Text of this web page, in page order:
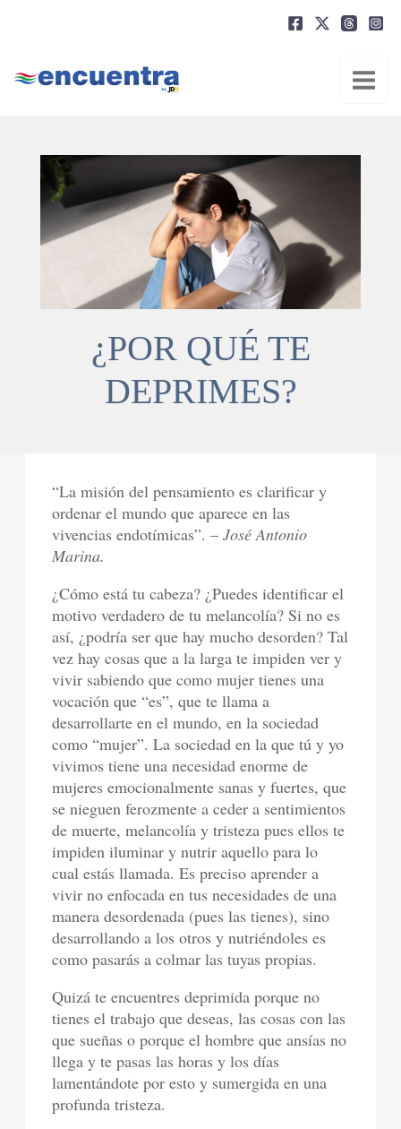
¿POR QUÉ TE
DEPRIMES?
“La misión del pensamiento es clarificar y
ordenar el mundo que aparece en las
vivencias endotímicas”. – José Antonio
Marina.
¿Cómo está tu cabeza? ¿Puedes identificar el
motivo verdadero de tu melancolía? Si no es
así, ¿podría ser que hay mucho desorden? Tal
vez hay cosas que a la larga te impiden ver y
vivir sabiendo que como mujer tienes una
vocación que “es”, que te llama a
desarrollarte en el mundo, en la sociedad
como “mujer”. La sociedad en la que tú y yo
vivimos tiene una necesidad enorme de
mujeres emocionalmente sanas y fuertes, que
se nieguen ferozmente a ceder a sentimientos
de muerte, melancolía y tristeza pues ellos te
impiden iluminar y nutrir aquello para lo
cual estás llamada. Es preciso aprender a
vivir no enfocada en tus necesidades de una
manera desordenada (pues las tienes), sino
desarrollando a los otros y nutriéndoles es
como pasarás a colmar las tuyas propias.
Quizá te encuentres deprimida porque no
tienes el trabajo que deseas, las cosas con las
que sueñas o porque el hombre que ansías no
llega y te pasas las horas y los días
lamentándote por esto y sumergida en una
profunda tristeza.